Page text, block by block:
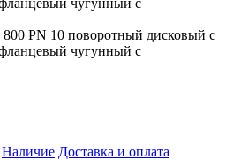
PN 10 поворотный дисковый c
чугунный с
Наличие Доставка и оплата